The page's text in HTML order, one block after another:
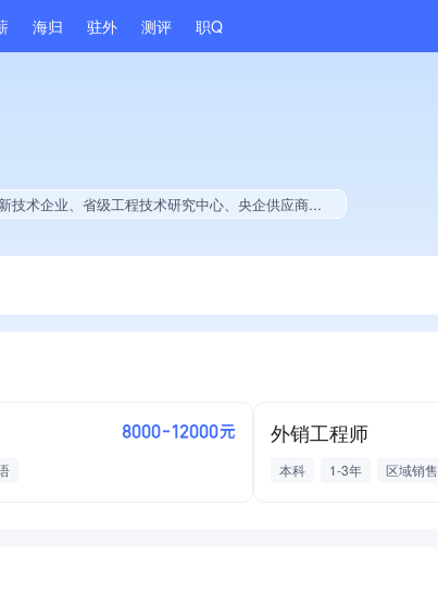
海归 驻外 测评 职Q
业布局、拥有节能环保技术、拥有自主品牌、拥有高价值专利、专利授权量同领域前500、技术布局行业领先、拥有绿色低碳技术、经营年限全国同行前5%、权威管理体系认证、权威产品认证、创新型中小企业、大学生就业贡献、拥有绿色资质、拥有工艺创新能力、拥有著作权、软件研发量位于同行前20%
8000-12000元 外销工程师
本科 1-3年 区域销售